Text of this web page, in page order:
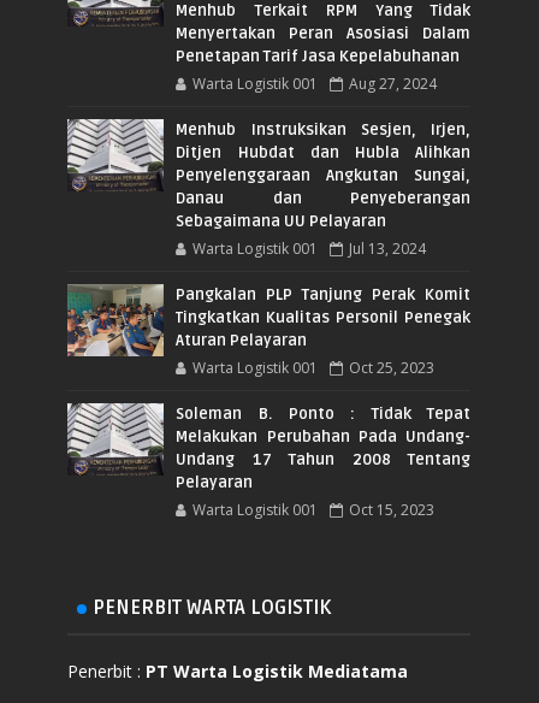
Menhub Terkait RPM Yang Tidak
Menyertakan Peran Asosiasi Dalam
Penetapan Tarif Jasa Kepelabuhanan
Warta Logistik 001 Aug 27, 2024
Menhub Instruksikan Sesjen, Irjen,
Ditjen Hubdat dan Hubla Alihkan
Penyelenggaraan Angkutan Sungai,
Danau dan Penyeberangan
Sebagaimana UU Pelayaran
Warta Logistik 001 Jul 13, 2024
Pangkalan PLP Tanjung Perak Komit
Tingkatkan Kualitas Personil Penegak
Aturan Pelayaran
Warta Logistik 001 Oct 25, 2023
Soleman B. Ponto : Tidak Tepat
Melakukan Perubahan Pada Undang-
Undang 17 Tahun 2008 Tentang
Pelayaran
Warta Logistik 001 Oct 15, 2023
PENERBIT WARTA LOGISTIK
Penerbit : PT Warta Logistik Mediatama